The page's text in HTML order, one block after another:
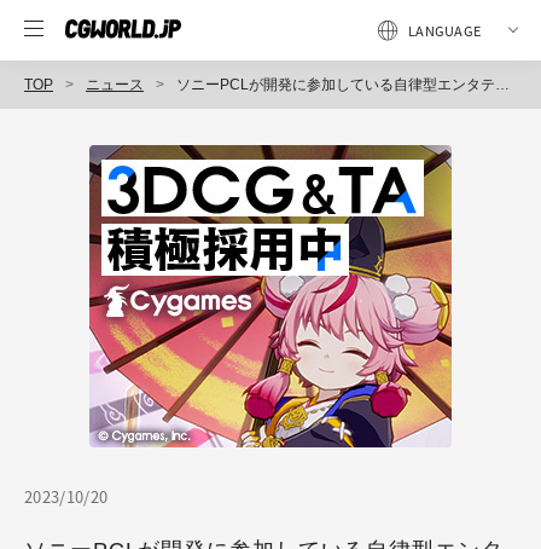
TOP ニュース ソニーPCLが開発に参加している自律型エンタテインメントロボット"aibo"（アイボ）。CGアニメーターの経験が活かせるというモーション・クリエイター職の実体に迫った
2023/10/20